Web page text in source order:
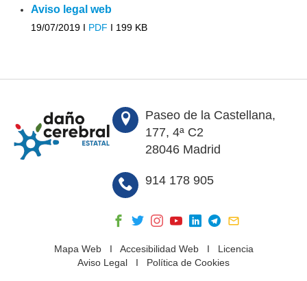
Aviso legal web
19/07/2019 I PDF I 199 KB
Paseo de la Castellana,
177, 4ª C2
28046 Madrid
914 178 905
Mapa WebI Accesibilidad WebI Licencia
Aviso Legal I Política de Cookies